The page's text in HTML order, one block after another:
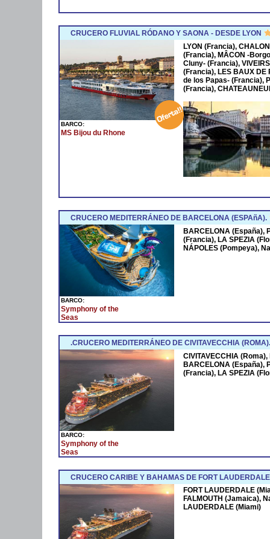
CRUCERO FLUVIAL RÓDANO Y SAONA - DESDE LYON
BARCO:
MS Bijou du Rhone
LYON (Francia),
(Francia), MÂCON -
Cluny- (Francia),
(Francia), LES BAUX DE
de los Papas- (Francia),
(Francia),
CRUCERO MEDITERRÁNEO DE BARCELONA (ESPAñA).
BARCO:
Symphony of the
Seas
BARCELONA (España),
(Francia), LA SPEZIA
NÁPOLES (Pompeya),
.CRUCERO MEDITERRÁNEO DE CIVITAVECCHIA (ROMA).
BARCO:
Symphony of the
Seas
CIVITAVECCHIA
BARCELONA (España),
(Francia), LA SPEZIA
CRUCERO CARIBE Y BAHAMAS DE FORT
FORT LAUDERDALE
FALMOUTH (Jamaica),
LAUDERDALE (Miami)